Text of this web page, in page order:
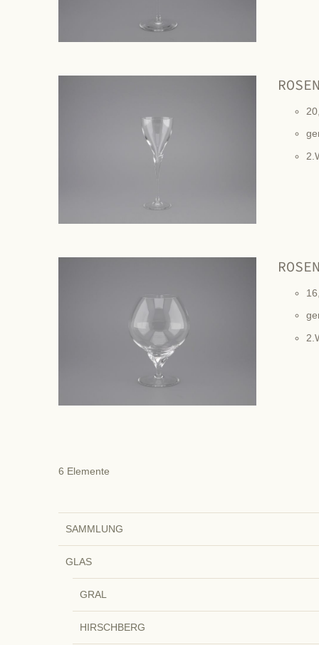
6 Elemente
SAMMLUNG
GLAS
GRAL
HIRSCHBERG